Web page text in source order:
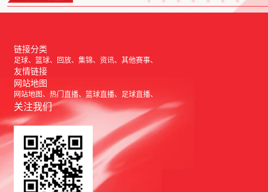
链接分类
足球 篮球 回放 集锦 资讯 其他赛事
友情链接
网站地图
网站地图 热门直播 篮球直播 足球直播
关注我们